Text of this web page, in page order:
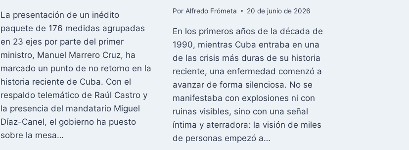
La presentación de un inédito
paquete de 176 medidas agrupadas
en 23 ejes por parte del primer
ministro, Manuel Marrero Cruz, ha
marcado un punto de no retorno en la
historia reciente de Cuba. Con el
respaldo telemático de Raúl Castro y
la presencia del mandatario Miguel
Díaz-Canel, el gobierno ha puesto
sobre la mesa…
Por Alfredo Frómeta 20 de junio de 2026
En los primeros años de la década de
1990, mientras Cuba entraba en una
de las crisis más duras de su historia
reciente, una enfermedad comenzó a
avanzar de forma silenciosa. No se
manifestaba con explosiones ni con
ruinas visibles, sino con una señal
íntima y aterradora: la visión de miles
de personas empezó a…